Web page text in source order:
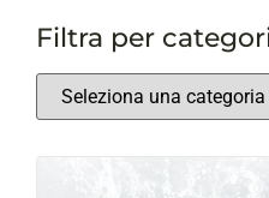
Filtra per